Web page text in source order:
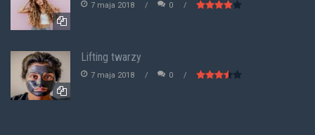
7 maja 2018 0
Lifting twarzy
7 maja 2018 0